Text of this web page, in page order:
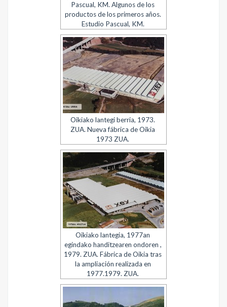
Pascual, KM. Algunos de los
productos de los primeros años.
Estudio Pascual, KM.
Oikiako lantegi berria, 1973.
ZUA. Nueva fábrica de Oikia
1973 ZUA.
Oikiako lantegia, 1977an
egindako handitzearen ondoren ,
1979. ZUA. Fábrica de Oikia tras
la ampliación realizada en
1977.1979. ZUA.